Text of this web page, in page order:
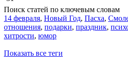
Поиск статей по ключевым словам
14 февраля, Новый Год, Пасха,
отношения, подарки, праздник,
хитрости, юмор
Показать все теги